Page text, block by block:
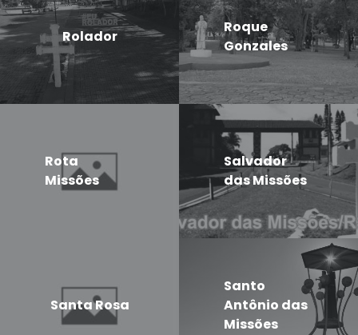
Rolador
Roque
Gonzales
Rota
Missões
Salvador
das Missões
Santa Rosa
Santo
Antônio das
Missões